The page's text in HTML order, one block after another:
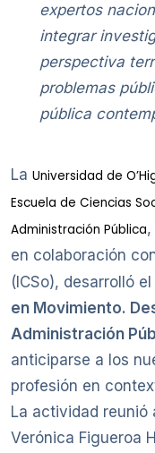
expertos
integrar
perspectiva
problemas
pública
La Universidad de
Escuela de Ciencias
Administración Pública
en colaboración
(ICSo), desarrolló
en Movimiento.
Administración
anticiparse a los
profesión en
La actividad reunió
Verónica Figueroa